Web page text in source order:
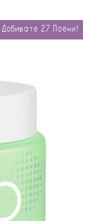
Добивате 27 Поени!